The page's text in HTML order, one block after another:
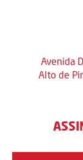
Avenida
Alto de